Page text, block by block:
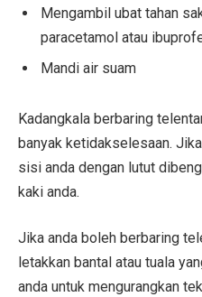
Mengambil ubat tahan
paracetamol atau
Mandi air suam
Kadangkala berbaring
banyak ketidakselesaan.
sisi anda dengan lutut
kaki anda.
Jika anda boleh berbaring
letakkan bantal atau tuala
anda untuk mengurangkan